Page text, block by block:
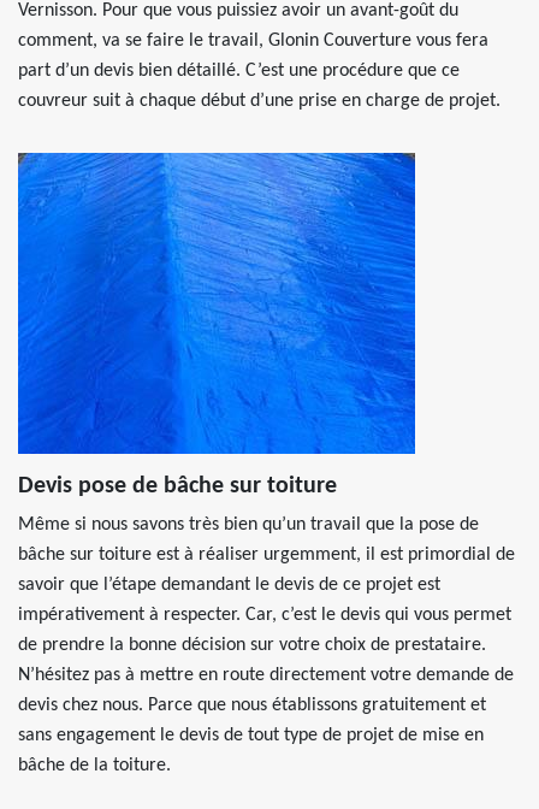
Vernisson. Pour que vous puissiez avoir un avant-goût du
comment, va se faire le travail, Glonin Couverture vous fera
part d’un devis bien détaillé. C’est une procédure que ce
couvreur suit à chaque début d’une prise en charge de projet.
Devis pose de bâche sur toiture
Même si nous savons très bien qu’un travail que la pose de
bâche sur toiture est à réaliser urgemment, il est primordial de
savoir que l’étape demandant le devis de ce projet est
impérativement à respecter. Car, c’est le devis qui vous permet
de prendre la bonne décision sur votre choix de prestataire.
N’hésitez pas à mettre en route directement votre demande de
devis chez nous. Parce que nous établissons gratuitement et
sans engagement le devis de tout type de projet de mise en
bâche de la toiture.